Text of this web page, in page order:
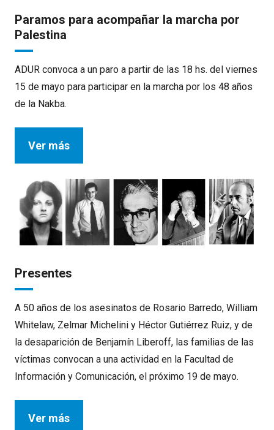
Paramos para acompañar la marcha por
Palestina
ADUR convoca a un paro a partir de las 18 hs. del viernes
15 de mayo para participar en la marcha por los 48 años
de la Nakba.
Ver más
Presentes
A 50 años de los asesinatos de Rosario Barredo, William
Whitelaw, Zelmar Michelini y Héctor Gutiérrez Ruiz, y de
la desaparición de Benjamín Liberoff, las familias de las
víctimas convocan a una actividad en la Facultad de
Información y Comunicación, el próximo 19 de mayo.
Ver más